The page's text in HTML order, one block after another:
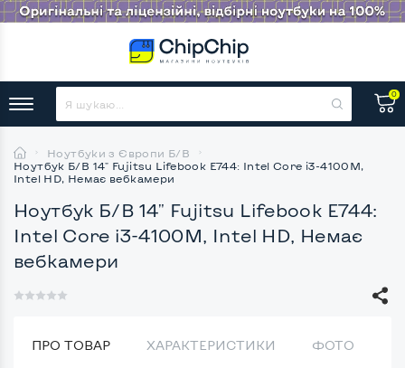
0
Ноутбуки з Європи Б/В
Ноутбук Б/В 14" Fujitsu Lifebook E744: Intel Core i3-4100M,
Intel HD, Немає вебкамери
Ноутбук Б/В 14" Fujitsu Lifebook E744:
Intel Core i3-4100M, Intel HD, Немає
вебкамери
ПРО ТОВАР ХАРАКТЕРИСТИКИ ФОТО